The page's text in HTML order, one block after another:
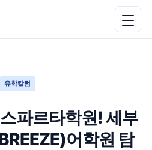
유학칼럼
파르타학원! 세부
어학원 탐